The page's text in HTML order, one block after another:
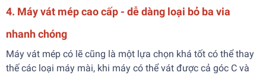
4. Máy vát mép cao cấp - dễ dàng loại bỏ ba via
nhanh chóng
Máy vát mép có lẽ cũng là một lựa chọn khá tốt có thể thay
thế các loại máy mài, khi máy có thể vát được cả góc C và